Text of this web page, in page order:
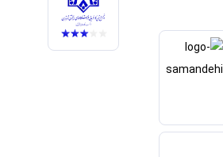
آنلاین با تکیه بر تجربه و تخصص، با قدرت به
می‌کند.